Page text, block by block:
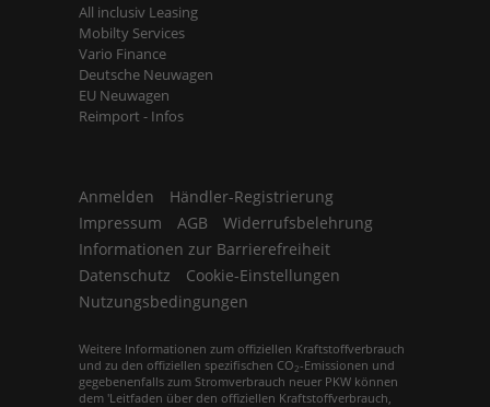
All inclusiv Leasing
Mobilty Services
Vario Finance
Deutsche Neuwagen
EU Neuwagen
Reimport - Infos
Anmelden
Händler-Registrierung
Impressum
AGB
Widerrufsbelehrung
Informationen zur Barrierefreiheit
Datenschutz
Cookie-Einstellungen
Nutzungsbedingungen
Weitere Informationen zum offiziellen Kraftstoffverbrauch
und zu den offiziellen spezifischen CO2-Emissionen und
gegebenenfalls zum Stromverbrauch neuer PKW können
dem 'Leitfaden über den offiziellen Kraftstoffverbrauch,